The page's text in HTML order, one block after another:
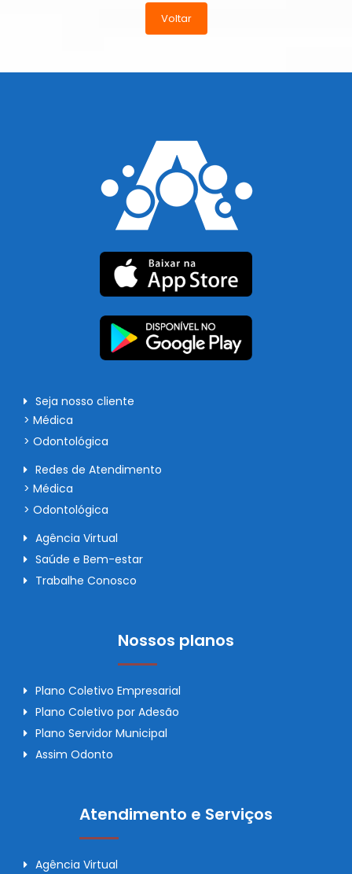
Voltar
Seja nosso cliente
> Médica
> Odontológica
Redes de Atendimento
> Médica
> Odontológica
Agência Virtual
Saúde e Bem-estar
Trabalhe Conosco
Nossos planos
Plano Coletivo Empresarial
Plano Coletivo por Adesão
Plano Servidor Municipal
Assim Odonto
Atendimento e Serviços
Agência Virtual